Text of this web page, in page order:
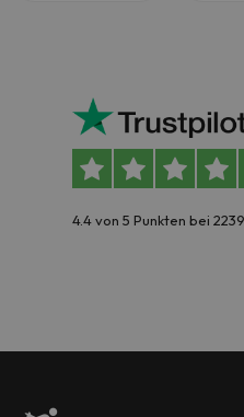
4.4 von 5 Punkten bei